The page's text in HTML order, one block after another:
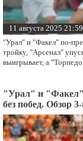
11 августа 2025 21:59
"Урал" и "Факел" по-
тройку, "Арсенал"
выигрывает, а
"Урал" и "Факел"
без побед. Обзор